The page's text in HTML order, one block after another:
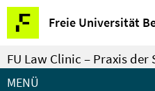
Springe
direkt
zu
Inhalt
Freie Universität
Service-
Navigation
FU Law Clinic – Praxis
MENÜ